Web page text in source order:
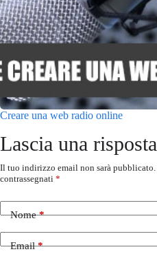
Creare una web radio online
Lascia una risposta
Il tuo indirizzo email non sarà pubblicato.
contrassegnati *
Nome*
Email*